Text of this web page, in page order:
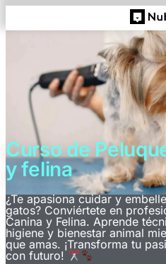
Curso de
y felina
¿Te apasiona cuidar y
gatos? Conviértete en
Canina y Felina. Aprende
higiene y bienestar animal
que amas. ¡Transforma tu
con futuro!